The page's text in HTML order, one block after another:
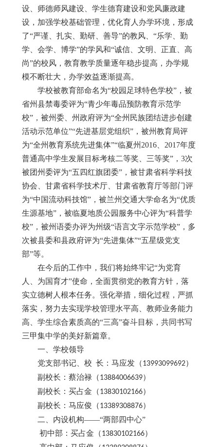
设、师德师风建设、学生德育建设和党风廉政建
设，加强学校基础管理，优化育人办学环境，形成
了“严谨、扎实、勤研、善导”的教风、“乐学、勤
学、会学、博学”的学风和“诚信、文明、正直、高
尚”的校风，教育教学质量逐年稳步提高，办学规
模不断壮大，办学效益逐渐提高。
学校被教育部命名为“校园足球特色学校”，被
省州县禁毒委评为“青少年毒品预防教育示范学
校”，被州委、州政府评为“全州民族团结进步创建
活动示范单位”“先进基层党组织”，被州教育局评
为“全州教育系统先进集体”“临夏州 2016 2017年度
普通高中学生发展目标考核二等奖、三等奖”， 3次
被团州委评为“五四红旗团委”，被甘肃省科学科技
协会、甘肃省科学技术厅、甘肃省教育厅等部门评
为“中国流动科技馆”，被兰州交通大学命名为“优质
生源基地”，被临夏地质公园服务中心评为“科普学
校”，被州语委办评为州级“语言文字示范学校”，多
次被县委和县政府评为“先进集体”“五星级党支
部”等。
在今后的工作中，我们将始终牢记“为党育
人、为国育才”使命，全面贯彻党的教育方针，落
实立德树人根本任务。强化举措，细化过程，严抓
落实，努力去实现学校管理水平高、教师业务能力
高、学生综合素质高的“三高”奋斗目标，共同书写
三甲集中学的美好新篇章。
一、学校领导
党支部书记、校 长：马应发（13993099692）
副校长：蔡治禄（13884006639）
副校长：买占金（13830102166）
副校长：马应俊（13389308876）
二、内设机构——“两部四中心”
初中部：买占金（13830102166）